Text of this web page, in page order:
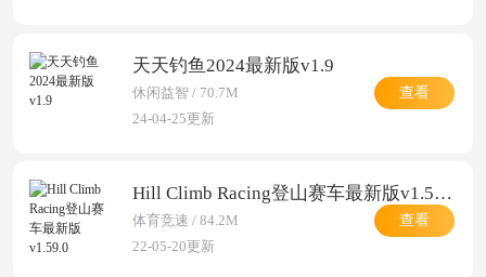
天天钓鱼2024最新版v1.9
休闲益智 / 70.7M
24-04-25更新
查看
Hill Climb Racing登山赛车最新版v1.59.0
体育竞速 / 84.2M
22-05-20更新
查看